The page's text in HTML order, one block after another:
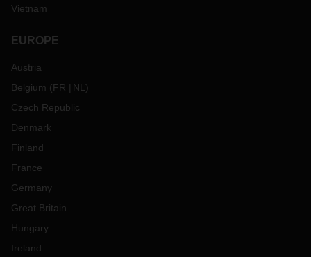
Vietnam
EUROPE
Austria
Belgium (FR NL )
Czech Republic
Denmark
Finland
France
Germany
Great Britain
Hungary
Ireland